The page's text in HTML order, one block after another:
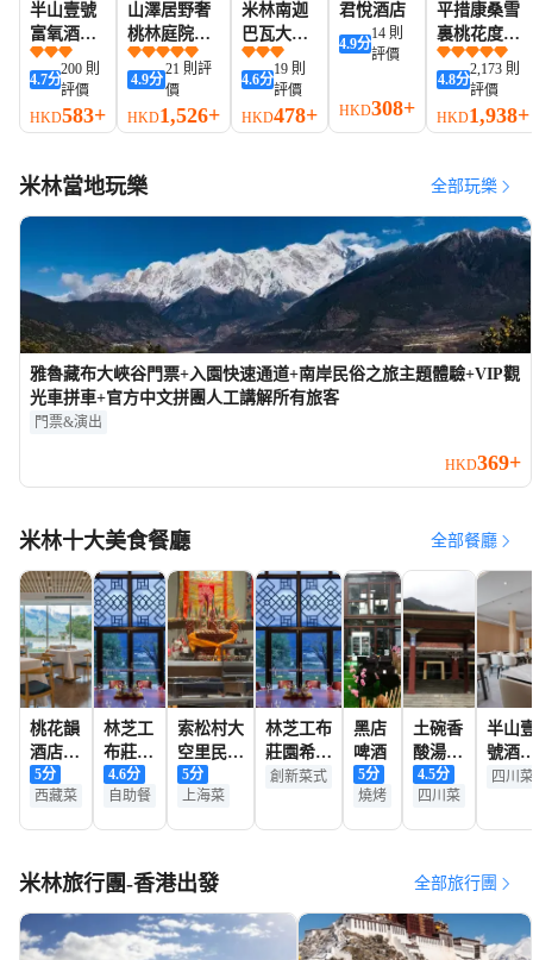
半山壹號
富氧酒店
(索鬆村
店)
4.7分
200 則
評價
HKD583+
山澤居野奢
桃林庭院度
假民宿
4.9分
21 則評
價
HKD1,526+
米林南迦
巴瓦大酒
店
4.6分
19 則
評價
HKD478+
君悅酒店
4.9分
14 則
評價
HKD308+
平措康桑雪
裏桃花度假
莊園(索鬆南
迦巴瓦店)
4.8分
2,173 則
評價
HKD1,938+
米林當地玩樂 全部玩樂
雅魯藏布大峽谷門票+入園快速通道+南岸民俗之旅主題體驗+VIP觀
光車拼車+官方中文拼團人工講解所有旅客
門票&演出
HKD369+
米林十大美食餐廳 全部餐廳
桃花韻
酒店觀
景餐廳
（索松
5分
西藏菜
林芝工
布莊園
希爾頓
酒店·
4.6分
自助餐
索松村大
空里民宿
·觀景餐
廳
5分
上海菜
氣氛絕佳
IG-able
日落
山景
林芝工布
莊園希爾
頓酒店·
創新菜式
黑店
啤酒
5分
燒烤
土碗香
酸湯犛
牛肉
4.5分
四川菜
半山
號酒
（索
四川菜
米林旅行團-香港出發 全部旅行團